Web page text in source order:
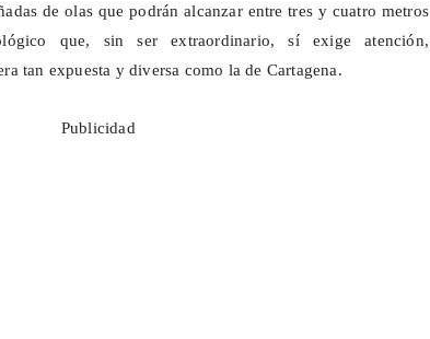
de olas que podrán alcanzar entre tres y cuatro metros
que, sin ser extraordinario, sí exige atención,
tan expuesta y diversa como la de Cartagena.
Publicidad